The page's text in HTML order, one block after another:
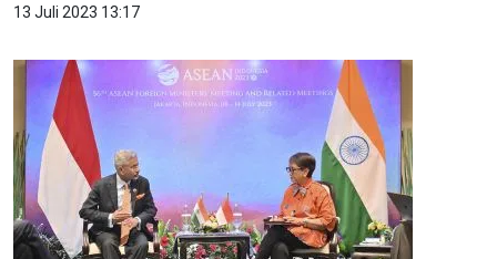
13 Juli 2023 13:17